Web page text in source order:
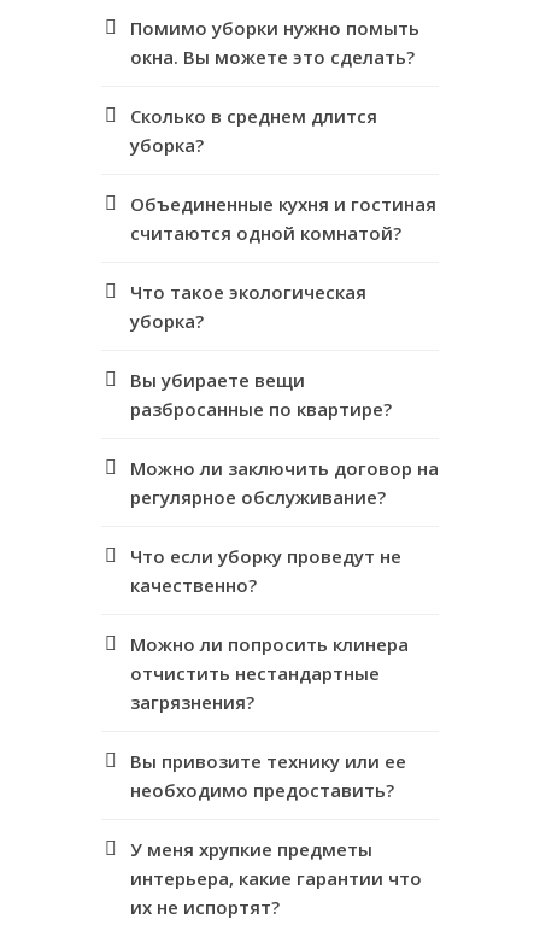
Помимо уборки нужно помыть
окна. Вы можете это сделать?
Сколько в среднем длится
уборка?
Объединенные кухня и гостиная
считаются одной комнатой?
Что такое экологическая
уборка?
Вы убираете вещи
разбросанные по квартире?
Можно ли заключить договор на
регулярное обслуживание?
Что если уборку проведут не
качественно?
Можно ли попросить клинера
отчистить нестандартные
загрязнения?
Вы привозите технику или ее
необходимо предоставить?
У меня хрупкие предметы
интерьера, какие гарантии что
их не испортят?